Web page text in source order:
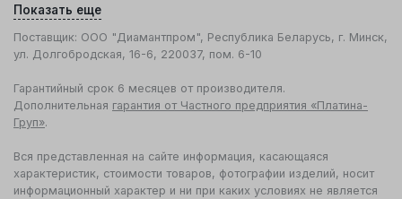
Показать еще
Поставщик: ООО "Диамантпром", Республика Беларусь, г. Минск,
ул. Долгобродская, 16-6, 220037, пом. 6-10
Гарантийный срок 6 месяцев от производителя.
Дополнительная гарантия от Частного предприятия «Платина-
Груп».
Вся представленная на сайте информация, касающаяся
характеристик, стоимости товаров, фотографии изделий, носит
информационный характер и ни при каких условиях не является